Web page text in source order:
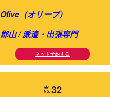
Olive（オリーブ）
郡山/派遣・出張専門
ネット予約する
32